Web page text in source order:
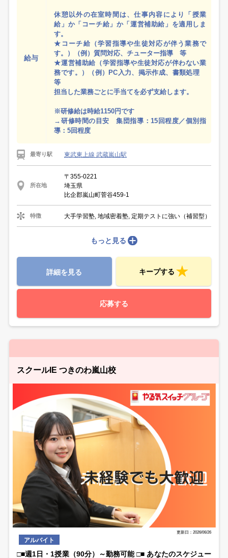
給与
休憩以外の在室時間は、仕事内容により「授業
給」か「コーチ給」か「運営補助給」を適用しま
す。
★コーチ給（学習指導や生徒対応が伴う業務で
す。）（例）質問対応、チューター指導 等
★運営補助給（学習指導や生徒対応が伴わない業
務です。）（例）PC入力、掲示作成、書類処理
等
担当した業務ごとに手当てを必ず支給します。
※研修給は時給1150円です
→研修時間の目安 集団指導：15回程度／個別指
導：5回程度
最寄り駅 東武東上線 武蔵嵐山駅
所在地
〒355-0221
埼玉県
比企郡嵐山町菅谷459-1
特徴 大手学習塾, 地域密着塾, 定期テストに強い（補習型）
もっと見る
詳細を見る キープする
応募する
スクールIE つきのわ嵐山校
更新日：2026/06/26
アルバイト
□■週1日・1授業（90分）～勤務可能 □■ あなたのスケジュー